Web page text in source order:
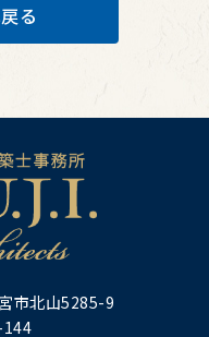
る
市北山5285-9